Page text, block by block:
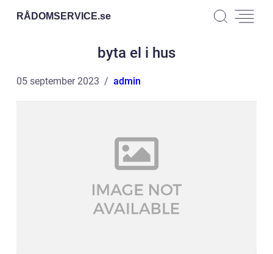
RÅDOMSERVICE.se
byta el i hus
05 september 2023 admin